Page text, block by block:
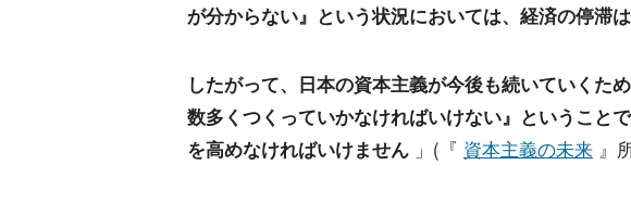
が分からない』という状況においては、経済の停滞は
したがって、日本の資本主義が今後も続いていくた
数多くつくっていかなければいけない』ということ
を高めなければいけません 」(『 資本主義の未来 』